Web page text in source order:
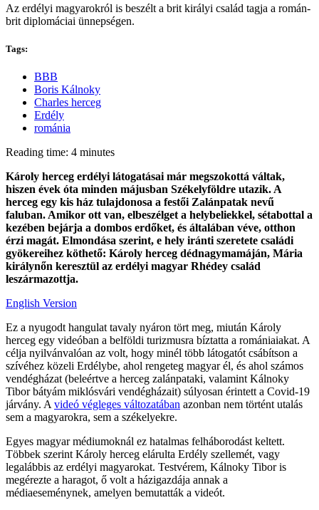
Az erdélyi magyarokról is beszélt a brit királyi család tagja a román-
brit diplomáciai ünnepségen.
Tags:
BBB
Boris Kálnoky
Charles herceg
Erdély
románia
Reading time: 4 minutes
Károly herceg erdélyi látogatásai már megszokottá váltak,
hiszen évek óta minden májusban Székelyföldre utazik. A
herceg egy kis ház tulajdonosa a festői Zalánpatak nevű
faluban. Amikor ott van, elbeszélget a helybeliekkel, sétabottal a
kezében bejárja a dombos erdőket, és általában véve, otthon
érzi magát. Elmondása szerint, e hely iránti szeretete családi
gyökereihez köthető: Károly herceg dédnagymamáján, Mária
királynőn keresztül az erdélyi magyar Rhédey család
leszármazottja.
English Version
Ez a nyugodt hangulat tavaly nyáron tört meg, miután Károly
herceg egy videóban a belföldi turizmusra bíztatta a romániaiakat. A
célja nyilvánvalóan az volt, hogy minél több látogatót csábítson a
szívéhez közeli Erdélybe, ahol rengeteg magyar él, és ahol számos
vendégházat (beleértve a herceg zalánpataki, valamint Kálnoky
Tibor bátyám miklósvári vendégházait) súlyosan érintett a Covid-19
járvány. A videó végleges változatában azonban nem történt utalás
sem a magyarokra, sem a székelyekre.
Egyes magyar médiumoknál ez hatalmas felháborodást keltett.
Többek szerint Károly herceg elárulta Erdély szellemét, vagy
legalábbis az erdélyi magyarokat. Testvérem, Kálnoky Tibor is
megérezte a haragot, ő volt a házigazdája annak a
médiaeseménynek, amelyen bemutatták a videót.